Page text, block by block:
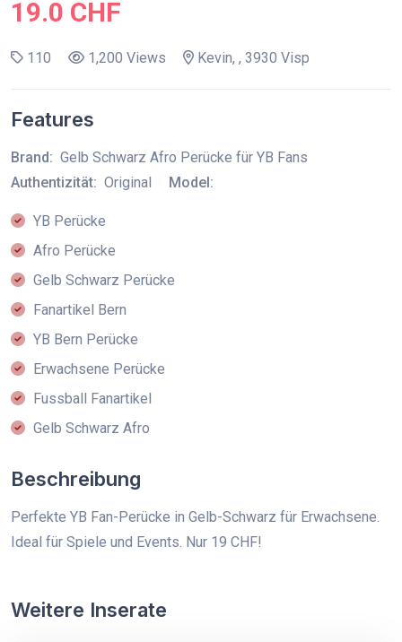
19.0 CHF
110 1,200 Views Kevin, , 3930 Visp
Features
Brand: Gelb Schwarz Afro Perücke für YB Fans
Authentizität: Original Model:
YB Perücke
Afro Perücke
Gelb Schwarz Perücke
Fanartikel Bern
YB Bern Perücke
Erwachsene Perücke
Fussball Fanartikel
Gelb Schwarz Afro
Beschreibung
Perfekte YB Fan-Perücke in Gelb-Schwarz für Erwachsene.
Ideal für Spiele und Events. Nur 19 CHF!
Weitere Inserate